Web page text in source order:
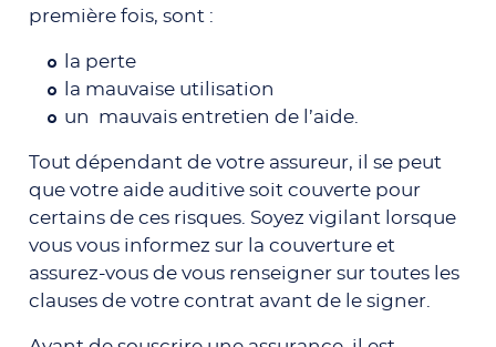
première fois, sont :
la perte
la mauvaise utilisation
un mauvais entretien de l’aide.
Tout dépendant de votre assureur, il se peut
que votre aide auditive soit couverte pour
certains de ces risques. Soyez vigilant lorsque
vous vous informez sur la couverture et
assurez-vous de vous renseigner sur toutes les
clauses de votre contrat avant de le signer.